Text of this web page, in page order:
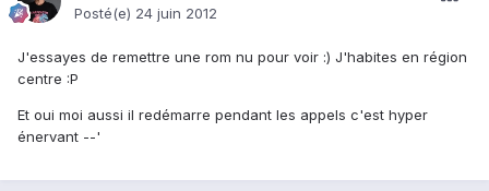
Posté(e) 24 juin 2012
J'essayes de remettre une rom nu pour voir :) J'habites en région
centre :P
Et oui moi aussi il redémarre pendant les appels c'est hyper
énervant --'